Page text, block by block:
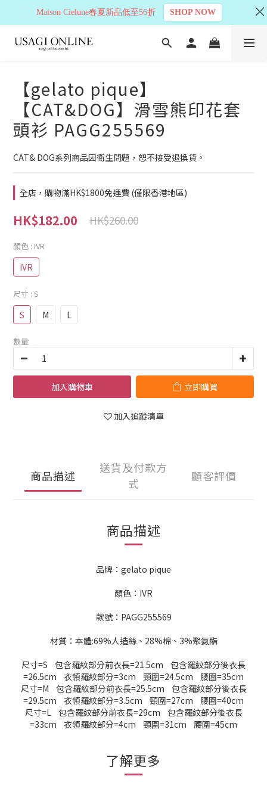
【gelato pique】
【CAT&DOG】滑雪熊印花套
頭衫 PAGG255569
CAT& DOG系列商品因衛生問題，恕不接受退換貨。
全店，購物滿HK$1800免運費 (僅限香港地區)
HK$182.00 HK$260.00
顏色 : IVR
IVR
尺寸 : S
S M L
數量
加入購物車 立即購買
加入追蹤清單
商品描述
送貨及付款方
式
顧客評價
商品描述
品牌：gelato pique
顏色：IVR
款號：PAGG255569
材質：本體:69%人造絲、28%棉、3%聚氨酯
尺寸=S 包含羅紋部分前衣長=21.5cm 包含羅紋部分後衣長
=26.5cm 衣領羅紋部分=3cm 頸圍=24.5cm 腰圍=35cm
尺寸=M 包含羅紋部分前衣長=25.5cm 包含羅紋部分後衣長
=29.5cm 衣領羅紋部分=3.5cm 頸圍=27cm 腰圍=40cm
尺寸=L 包含羅紋部分前衣長=29cm 包含羅紋部分後衣長
=33cm 衣領羅紋部分=4cm 頸圍=31cm 腰圍=45cm
了解更多
Maison Cielune春夏新品低至56折 SHOP NOW